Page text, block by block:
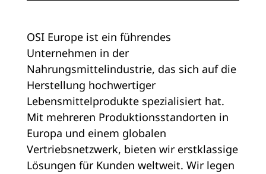
OSI Europe ist ein führendes
Unternehmen in der
Nahrungsmittelindustrie, das sich auf die
Herstellung hochwertiger
Lebensmittelprodukte spezialisiert hat.
Mit mehreren Produktionsstandorten in
Europa und einem globalen
Vertriebsnetzwerk, bieten wir erstklassige
Lösungen für Kunden weltweit. Wir legen